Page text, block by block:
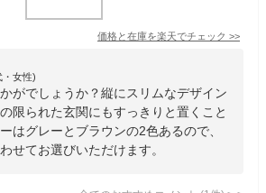
価格と在庫を楽天でチェック >>
・女性)
がでしょうか？縦にスリムなデザイン
限られた玄関にもすっきりと置くこと
はグレーとブラウンの2色あるので、
せてお選びいただけます。